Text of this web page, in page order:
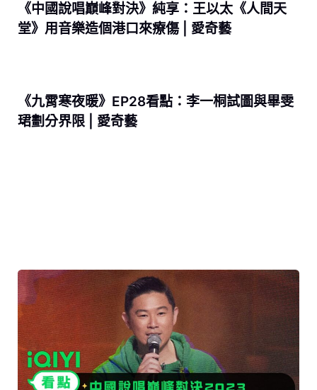
《中國說唱巔峰對決》純享：王以太《人間天
堂》用音樂造個港口來療傷 | 愛奇藝
《九霄寒夜暖》EP28看點：李一桐試圖與畢雯
珺劃分界限 | 愛奇藝